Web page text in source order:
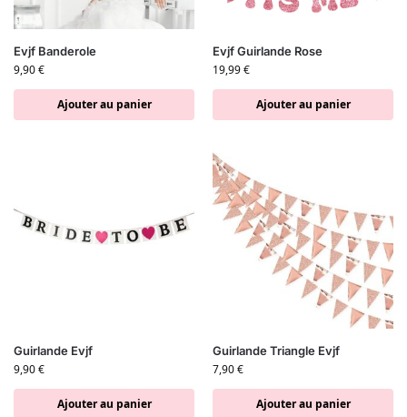
Evjf Banderole
9,90€
Ajouter au panier
Evjf Guirlande Rose
19,99€
Ajouter au panier
Guirlande Evjf
9,90€
Ajouter au panier
Guirlande Triangle Evjf
7,90€
Ajouter au panier